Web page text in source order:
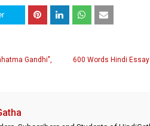
600 Words Hindi Essay
Gandhi",